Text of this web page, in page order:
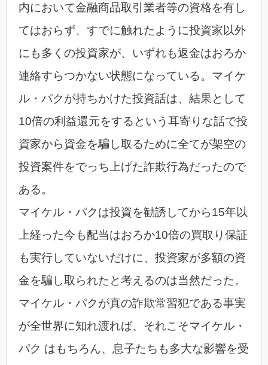
内において金融商品取引業者等の資格を有し
てはおらず、すでに触れたように投資家以外
にも多くの投資家が、いずれも返金はおろか
連絡すらつかない状態になっている。マイケ
ル・パクが持ちかけた投資話は、結果として
10倍の利益還元をするという耳寄りな話で投
資家から資金を騙し取るために全てが架空の
投資案件をでっち上げた詐欺行為だったので
ある。
マイケル・パクは投資を勧誘してから15年以
上経った今も配当はおろか10倍の買取り保証
も実行していないだけに、投資家が多額の資
金を騙し取られたと考えるのは当然だった。
マイケル・パクが真の詐欺常習犯である事実
が全世界に知れ渡れば、それこそマイケル・
パク はもちろん、息子たちも多大な影響を受